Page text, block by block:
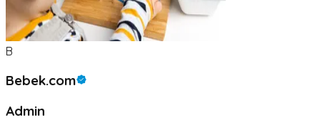
B
Bebek.com
Admin